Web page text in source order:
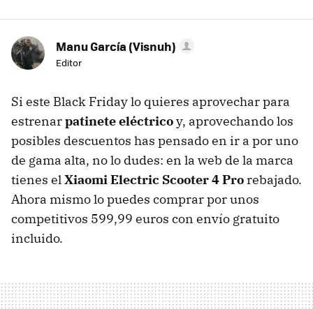
Manu García (Visnuh)
Editor
Si este Black Friday lo quieres aprovechar para
estrenarpatinete eléctricoy, aprovechando los
posibles descuentos has pensado en ir a por uno
de gama alta, no lo dudes: en la web de la marca
tienes elXiaomi Electric Scooter 4 Pro rebajado.
Ahora mismo lo puedes comprar por unos
competitivos 599,99 euros con envío gratuito
incluido.